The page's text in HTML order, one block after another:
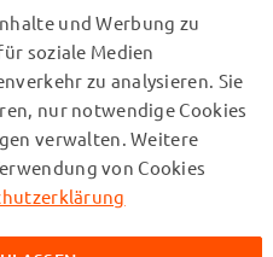
Mehrwertsteuer und
Sie, dass alle
zur Information über unsere
und Werbung zu
soziale Medien
zu analysieren. Sie
nur notwendige Cookies
verwalten. Weitere
von Cookies